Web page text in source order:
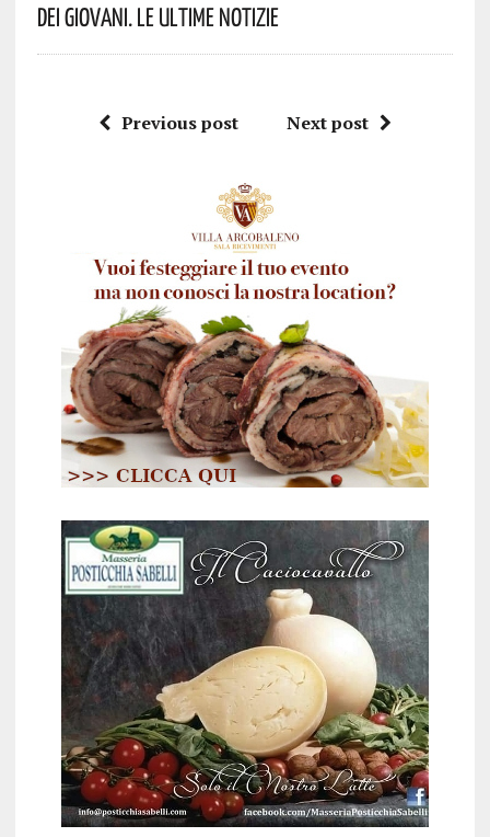
Dei Giovani. Le Ultime Notizie
Previous post Next post